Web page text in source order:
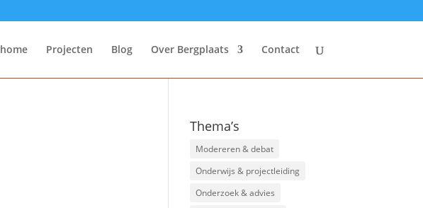
home Projecten Blog Over Bergplaats Contact
Thema’s
Modereren & debat
Onderwijs & projectleiding
Onderzoek & advies